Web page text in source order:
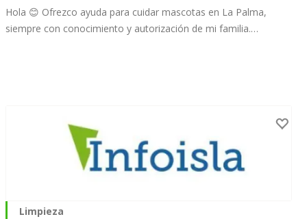
Hola 😊 Ofrezco ayuda para cuidar mascotas en La Palma,
siempre con conocimiento y autorización de mi familia.…
Limpieza